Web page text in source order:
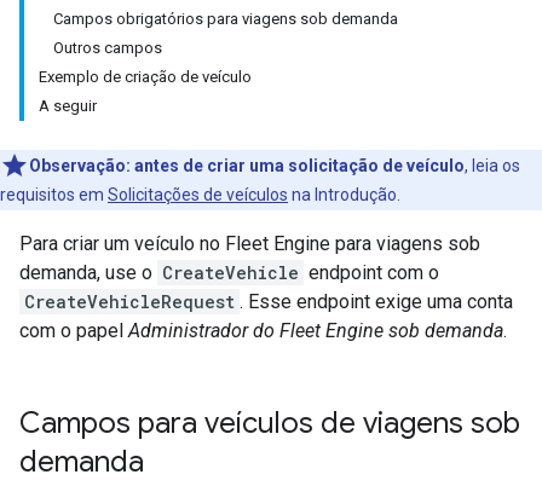
Campos obrigatórios para viagens sob demanda
Outros campos
Exemplo de criação de veículo
A seguir
Observação: antes de criar uma solicitação de veículo, leia os
requisitos em Solicitações de veículos na Introdução.
Para criar um veículo no Fleet Engine para viagens sob
demanda, use o CreateVehicle endpoint com o
CreateVehicleRequest . Esse endpoint exige uma conta
com o papelAdministrador do Fleet Engine sob demanda.
Campos para veículos de viagens sob
demanda